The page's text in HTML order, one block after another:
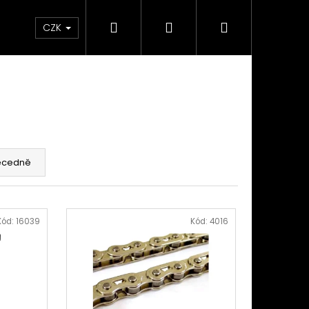
Custom stavba kola na zakázku
CZK Hledat PřihlášeníNákupní
16039 Kód: 4016